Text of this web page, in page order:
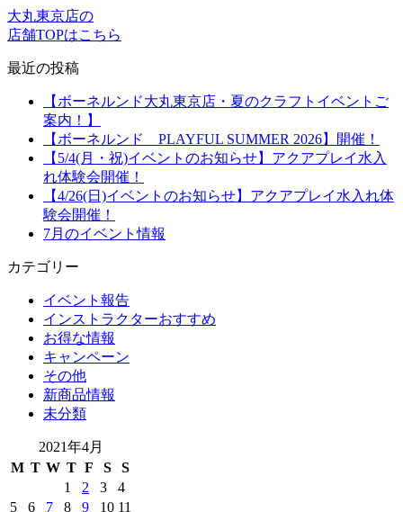
大丸東京店の
店舗TOPはこちら
最近の投稿
【ボーネルンド大丸東京店・夏のクラフトイベントご
案内！】
【ボーネルンド PLAYFUL SUMMER 2026】開催！
【5/4(月・祝)イベントのお知らせ】アクアプレイ水入
れ体験会開催！
【4/26(日)イベントのお知らせ】アクアプレイ水入れ体
験会開催！
7月のイベント情報
カテゴリー
イベント報告
インストラクターおすすめ
お得な情報
キャンペーン
その他
新商品情報
未分類
2021年4月
M T W T F S
S
1
2 3
4
5
6 7 8 9 10 11